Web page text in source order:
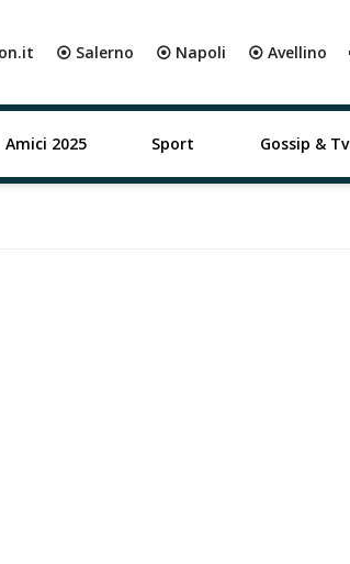
⦿ Salerno ⦿ Napoli ⦿ Avellino
Amici 2025 Sport Gossip & Tv